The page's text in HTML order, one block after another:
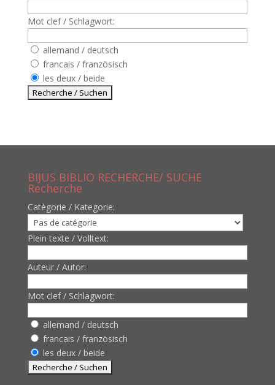
Mot clef / Schlagwort:
allemand / deutsch
francais / französisch
les deux / beide
BIJUS BIBLIO RECHERCHE/ SUCHE
Recherche
Catègorie / Kategorie:
Plein texte / Volltext:
Auteur / Autor:
Mot clef / Schlagwort:
allemand / deutsch
francais / französisch
les deux / beide